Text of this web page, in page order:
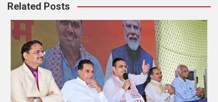
Related Posts